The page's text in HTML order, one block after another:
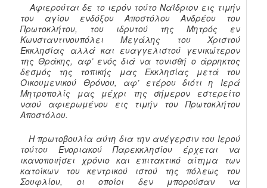
Αφιερούται δε το ιερόν τούτο Ναΐδριον εις τιμήν
του αγίου ενδόξου Αποστόλου Ανδρέου του
Πρωτοκλήτου, του ιδρυτού της Μητρός εν
Κωνσταντινουπόλει Μεγάλης του Χριστού
Εκκλησίας αλλά και ευαγγελιστού γενικώτερον
της Θράκης, αφ’ ενός διά να τονισθή ο άρρηκτος
δεσμός της τοπικής μας Εκκλησίας μετά του
Οικουμενικού Θρόνου, αφ’ ετέρου διότι η Ιερά
Μητροπολίς μας μέχρι της σήμερον εστερείτο
ναού αφιερωμένου εις τιμήν του Πρωτοκλήτου
Αποστόλου.
Η πρωτοβουλία αύτη δια την ανέγερσιν του Ιερού
τούτου Ενοριακού Παρεκκλησίου έρχεται να
ικανοποιήσει χρόνιο και επιτακτικό αίτημα των
κατοίκων του κεντρικού ιστού της πόλεως του
Σουφλίου, οι οποίοι δεν μπορούσαν να